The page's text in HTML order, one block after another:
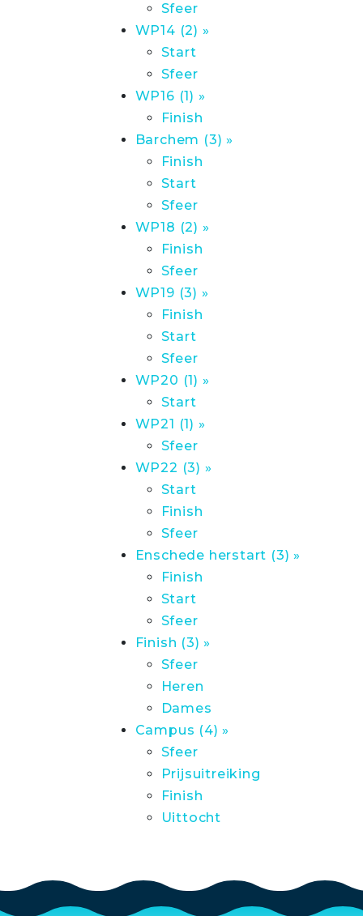
Sfeer
WP14 (2) »
Start
Sfeer
WP16 (1) »
Finish
Barchem (3) »
Finish
Start
Sfeer
WP18 (2) »
Finish
Sfeer
WP19 (3) »
Finish
Start
Sfeer
WP20 (1) »
Start
WP21 (1) »
Sfeer
WP22 (3) »
Start
Finish
Sfeer
Enschede herstart (3) »
Finish
Start
Sfeer
Finish (3) »
Sfeer
Heren
Dames
Campus (4) »
Sfeer
Prijsuitreiking
Finish
Uittocht